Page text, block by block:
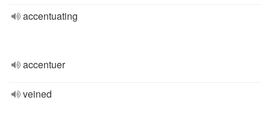
accentuating
accentuer
veined